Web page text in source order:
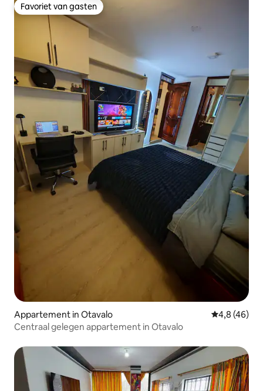
Favoriet van gasten
Favoriet van gasten
Appartement in Otavalo
4,8 (46)
Centraal gelegen appartement in Otavalo